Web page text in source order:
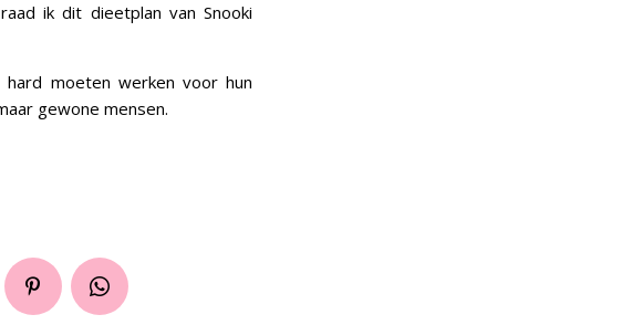
ik dit dieetplan van Snooki
moeten werken voor hun
gewone mensen.